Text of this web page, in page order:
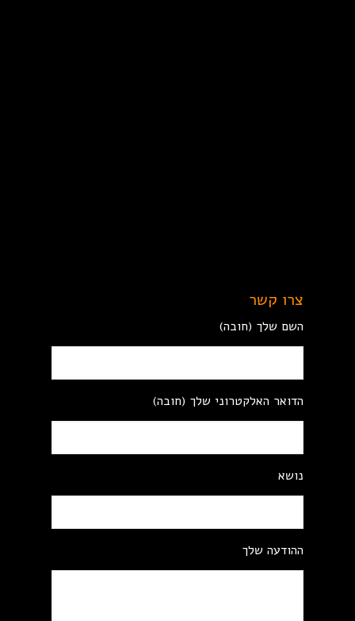
צרו קשר
השם שלך (חובה)
הדואר האלקטרוני שלך (חובה)
נושא
ההודעה שלך